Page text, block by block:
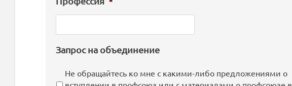
Запрос на объединение
Не обращайтесь ко мне с какими-либо предложениями о